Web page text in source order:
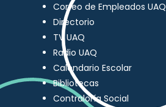
Correo de Empleados UAQ
Directorio
TV UAQ
Radio UAQ
Calendario Escolar
Bibliotecas
Contraloría Social